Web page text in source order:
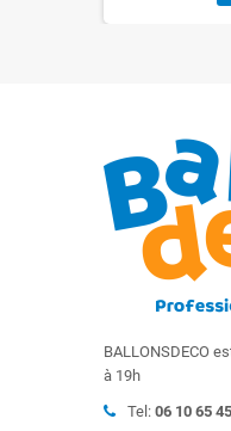
BALLONSDECO
à 19h
Tel: 06 10 65